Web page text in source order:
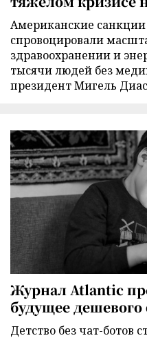
Американские санкции
спровоцировали
здравоохранении и
тысячи людей без
президент Мигель
Журнал Atlantic
будущее
Детство без чат-ботов